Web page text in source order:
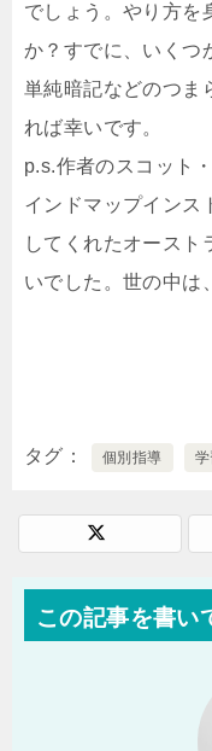
でしょう。やり方を
か？すでに、いくつ
単純暗記などのつま
れば幸いです。
p.s.作者のスコット
インドマップインス
してくれたオースト
いでした。世の中は
タグ 個別指導
この記事を書い